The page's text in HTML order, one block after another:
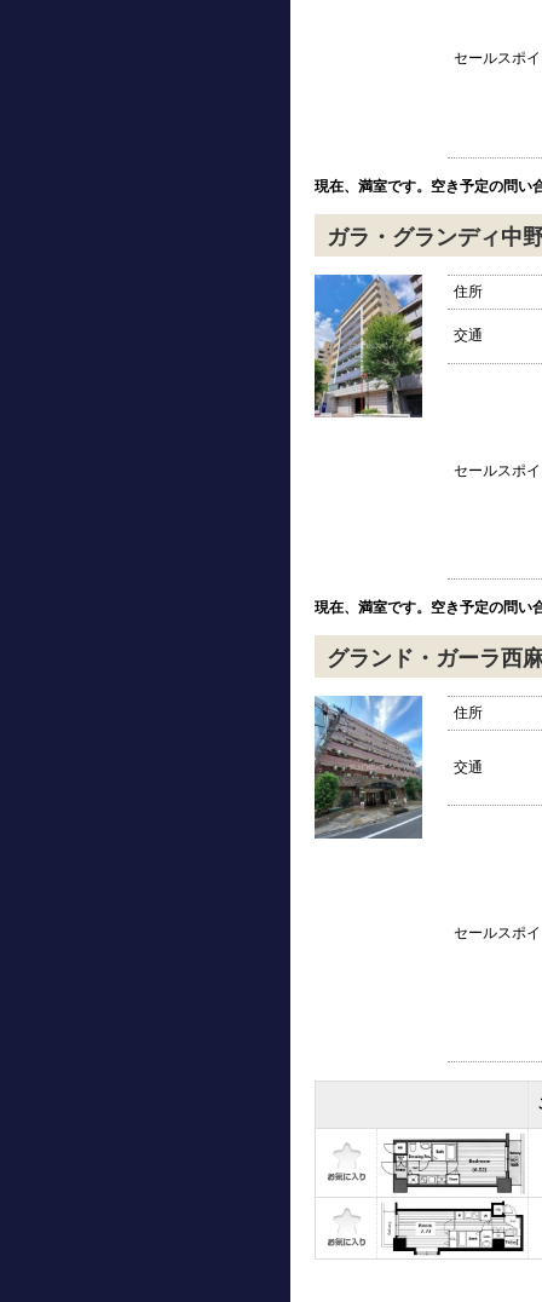
セールスポ
現在、満室です。空き予定の問い
ガラ・グランディ中
住所
交通
セールスポ
現在、満室です。空き予定の問い
グランド・ガーラ西
住所
交通
セールスポ